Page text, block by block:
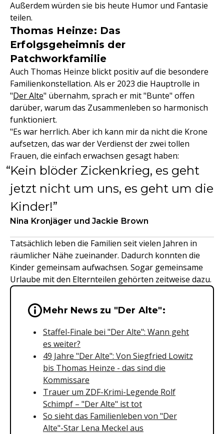
Außerdem würden sie bis heute Humor und Fantasie
teilen.
Thomas Heinze: Das
Erfolgsgeheimnis der
Patchworkfamilie
Auch Thomas Heinze blickt positiv auf die besondere
Familienkonstellation. Als er 2023 die Hauptrolle in
"Der Alte" übernahm, sprach er mit "Bunte" offen
darüber, warum das Zusammenleben so harmonisch
funktioniert.
"Es war herrlich. Aber ich kann mir da nicht die Krone
aufsetzen, das war der Verdienst der zwei tollen
Frauen, die einfach erwachsen gesagt haben:
Kein blöder Zickenkrieg, es geht
jetzt nicht um uns, es geht um die
Kinder!
Nina Kronjäger und Jackie Brown
Tatsächlich leben die Familien seit vielen Jahren in
räumlicher Nähe zueinander. Dadurch konnten die
Kinder gemeinsam aufwachsen. Sogar gemeinsame
Urlaube mit den Elternteilen gehörten zeitweise dazu.
Wichtige Hinweise &
Mehr News zu "Der Alte":
Staffel-Finale bei "Der Alte": Wann geht
es weiter?
49 Jahre "Der Alte": Von Siegfried Lowitz
bis Thomas Heinze - das sind die
Kommissare
Trauer um ZDF-Krimi-Legende Rolf
Schimpf – "Der Alte" ist tot
So sieht das Familienleben von "Der
Alte"-Star Lena Meckel aus